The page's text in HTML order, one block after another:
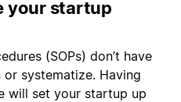
your startup
(SOPs) don’t have
systematize. Having
will set your startup up